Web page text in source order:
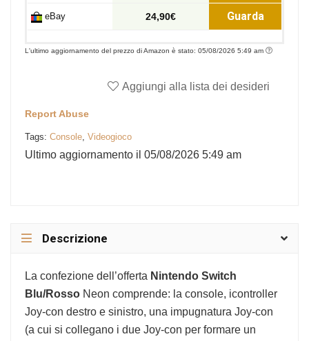
eBay 24,90€ Guarda
L'ultimo aggiornamento del prezzo di Amazon è stato: 05/08/2026 5:49 am
Aggiungi alla lista dei desideri
Report Abuse
Tags: Console, Videogioco
Ultimo aggiornamento il 05/08/2026 5:49 am
Descrizione
La confezione dell’offerta Nintendo Switch
Blu/Rosso Neon comprende: la console, icontroller
Joy-con destro e sinistro, una impugnatura Joy-con
(a cui si collegano i due Joy-con per formare un